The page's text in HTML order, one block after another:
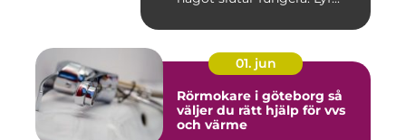
01. jun
Rörmokare i göteborg så
väljer du rätt hjälp för vvs
och värme